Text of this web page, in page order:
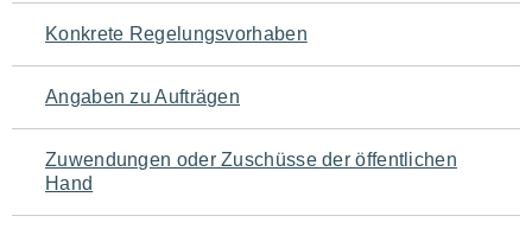
Seiteninhalt
Konkrete Regelungsvorhaben
Angaben zu Aufträgen
Zuwendungen oder Zuschüsse der öffentlichen
Hand